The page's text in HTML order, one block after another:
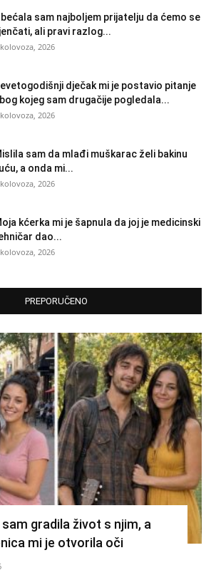
sam najboljem prijatelju da ćemo se
ali pravi razlog...
2026
dječak mi je postavio pitanje
kojeg sam drugačije pogledala...
2026
sam da mlađi muškarac želi bakinu
a onda mi...
2026
kćerka mi je šapnula da joj je medicinski
dao...
2026
PREPORUČENO
gradila život s njim, a
mi je otvorila oči